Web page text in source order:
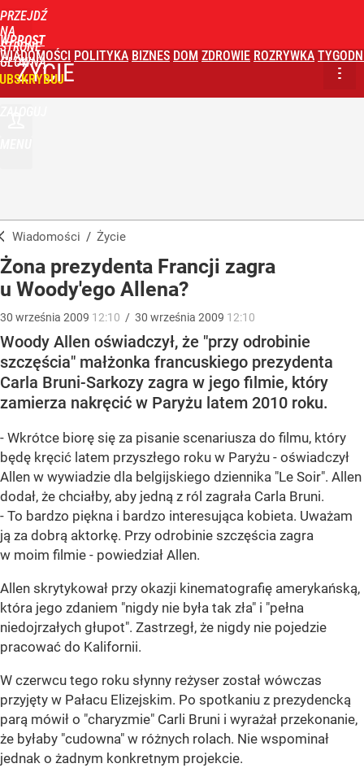
PRZEJDŹ
NA
STRONĘ
GŁÓWNĄ
WPROST
WIADOMOŚCI POLITYKA BIZNES DOM ZDROWIE ROZRYWKA
ŻYCIE
Wiadomości / Życie
Żona prezydenta Francji zagra
u Woody'ego Allena?
30 września 2009 12:10 / 30 września 2009 12:10
Woody Allen oświadczył, że "przy odrobinie
szczęścia" małżonka francuskiego prezydenta
Carla Bruni-Sarkozy zagra w jego filmie, który
zamierza nakręcić w Paryżu latem 2010 roku.
- Wkrótce biorę się za pisanie scenariusza do filmu, który
będę kręcić latem przyszłego roku w Paryżu - oświadczył
Allen w wywiadzie dla belgijskiego dziennika "Le Soir". Allen
dodał, że chciałby, aby jedną z ról zagrała Carla Bruni.
- To bardzo piękna i bardzo interesująca kobieta. Uważam
ją za dobrą aktorkę. Przy odrobinie szczęścia zagra
w moim filmie - powiedział Allen.
Allen skrytykował przy okazji kinematografię amerykańską,
która jego zdaniem "nigdy nie była tak zła" i "pełna
niedojrzałych głupot". Zastrzegł, że nigdy nie pojedzie
pracować do Kalifornii.
W czerwcu tego roku słynny reżyser został wówczas
przyjęty w Pałacu Elizejskim. Po spotkaniu z prezydencką
parą mówił o "charyzmie" Carli Bruni i wyrażał przekonanie,
że byłaby "cudowna" w różnych rolach. Nie wspominał
jednak o żadnym konkretnym projekcie.